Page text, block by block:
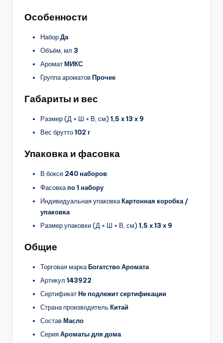
Особенности
НаборДа
Объём, мл 3
АроматМИКС
Группа ароматовПрочее
Габариты и вес
Размер (Д × Ш × В, см) 1,5 х 13 х 9
Вес брутто102 г
Упаковка и фасовка
В боксе 240 наборов
Фасовкапо 1 набору
Индивидуальная упаковкаКартонная коробка /
упаковка
Размер упаковки (Д × Ш × В, см) 1,5 х 13 х 9
Общие
Торговая маркаБогатство Аромата
Артикул 143922
СертификатНе подлежит сертификации
Страна производительКитай
СоставМасло
СерияАроматы для дома